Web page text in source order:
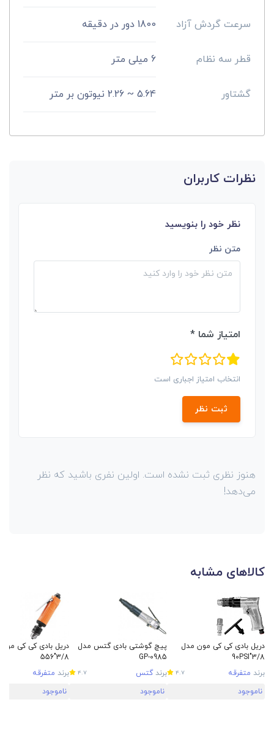
سرعت گردش آزاد 1800 دور در دقیقه
قطر سه نظام 6 میلی متر
گشتاور 5.64 ~ 2.26 نیوتون بر متر
نظرات کاربران
نظر خود را بنویسید
متن نظر
امتیاز شما *
انتخاب امتیاز اجباری است
ثبت نظر
هنوز نظری ثبت نشده است. اولین نفری باشید که نظر
می‌دهد!
کالاهای مشابه
دریل بادی کی کی مون مدل
3/8"90PSI
برند متفرقه 4.7
ناموجود
پیچ گوشتی بادی گتس مدل
GP-0985
برندگتس 4.7
ناموجود
556"3/8
برند متفرقه
ناموجود